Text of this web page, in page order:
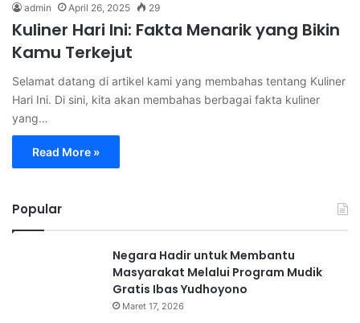
admin April 26, 2025 29
Kuliner Hari Ini: Fakta Menarik yang Bikin
Kamu Terkejut
Selamat datang di artikel kami yang membahas tentang Kuliner
Hari Ini. Di sini, kita akan membahas berbagai fakta kuliner
yang…
Read More »
Popular
Negara Hadir untuk Membantu
Masyarakat Melalui Program Mudik
Gratis Ibas Yudhoyono
Maret 17, 2026